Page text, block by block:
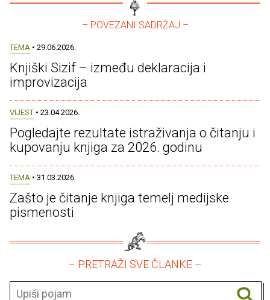
– POVEZANI SADRŽAJ –
TEMA • 29.06.2026.
Knjiški Sizif – između deklaracija i
improvizacija
VIJEST • 23.04.2026.
Pogledajte rezultate istraživanja o čitanju i
kupovanju knjiga za 2026. godinu
TEMA • 31.03.2026.
Zašto je čitanje knjiga temelj medijske
pismenosti
– PRETRAŽI SVE ČLANKE –